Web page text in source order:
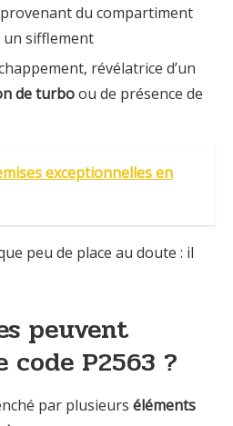
provenant du compartiment
sifflement
révélatrice d’un
de turboou de présence de
exceptionnelles en
peu de place au doute : il
peuvent
P2563 ?
par plusieurs éléments